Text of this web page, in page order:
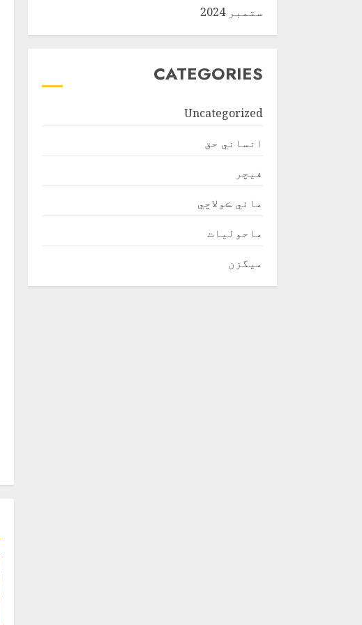
ستمبر 2024
CATEGORIES
Uncategorized
انساني حق
فیچر
مائي ڪولاچي
ماحولیات
ميگزن